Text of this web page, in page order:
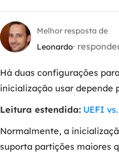
MS
Melhor resposta de
Leonardo·
Há duas configurações
inicialização usar depende
Leitura estendida: UEFI
Normalmente, a
suporta partições maiores